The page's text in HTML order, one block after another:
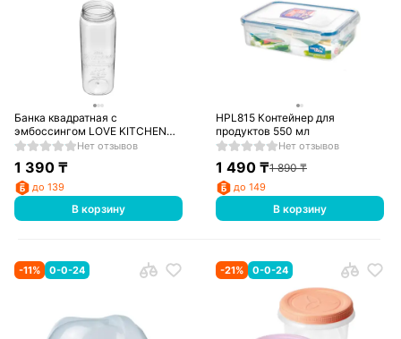
Банка квадратная с
эмбоссингом LOVE KITCHEN
2,2 л (Черный) БытПласт
Нет отзывов
1 390₸
до 139
В корзину
HPL815 Контейнер для
продуктов 550 мл
Нет отзывов
1 490 ₸1 890₸
до 149
В корзину
-11% 0-0-24 -21% 0-0-24